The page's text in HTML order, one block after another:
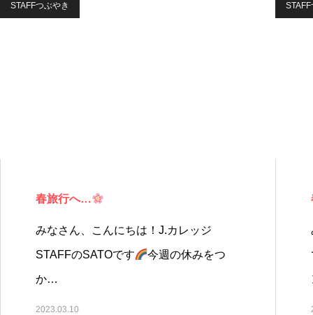
STAFFつぶやき
春旅行へ…
みなさん、こんにちは！J.カレッジ
STAFFのSATOです 今週の休みをつ
か…
2023.03.10